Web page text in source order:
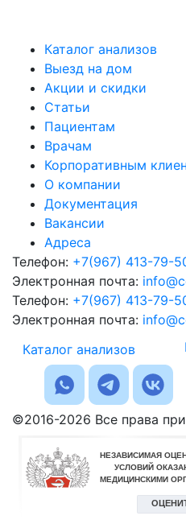
Каталог анализов
Выезд на дом
Акции и скидки
Статьи
Пациентам
Врачам
Корпоративным
О компании
Документация
Вакансии
Адреса
Телефон: +7(967) 413-79-
Электронная почта:
Телефон: +7(967) 413-79-
Электронная почта:
Каталог анализов
©2016-2026 Все права